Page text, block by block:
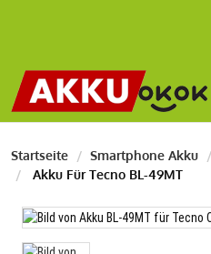
Startseite Smartphone Akku
Akku Für Tecno BL-49MT